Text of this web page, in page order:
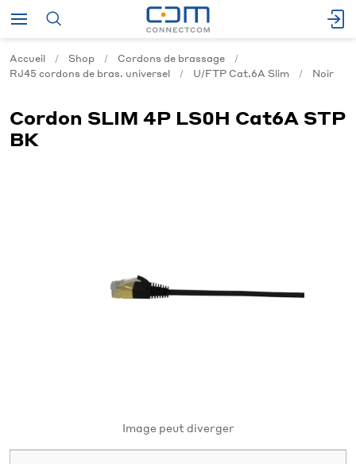
Accueil Shop
Cordons de brassage
RJ45 cordons de bras. universel
U/FTP Cat.6A Slim Noir
Cordon SLIM 4P LS0H Cat6A STP
BK
Image peut diverger